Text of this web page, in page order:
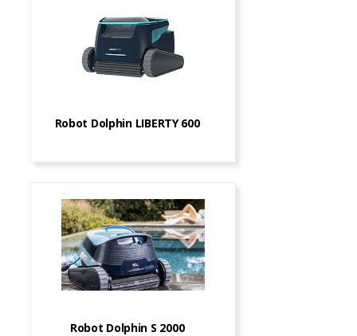
Robot Dolphin LIBERTY 600
Robot Dolphin S 2000